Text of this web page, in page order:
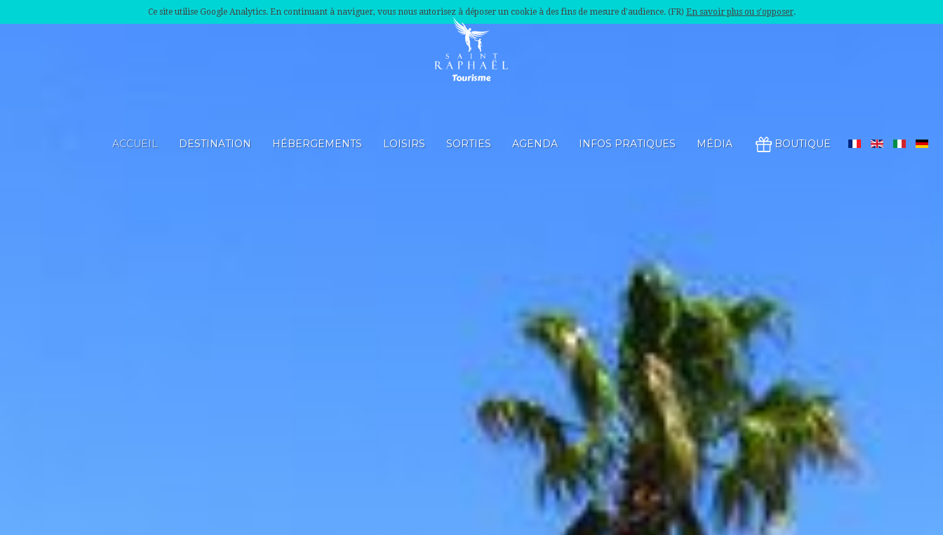
Ce site utilise Google Analytics. En continuant à naviguer, vous nous autorisez à déposer un cookie à des fins de mesure d'audience. (FR) En savoir plus ou s'opposer.
ACCUEIL DESTINATION HÉBERGEMENTS LOISIRS SORTIES AGENDA INFOS PRATIQUES MÉDIA BOUTIQUE